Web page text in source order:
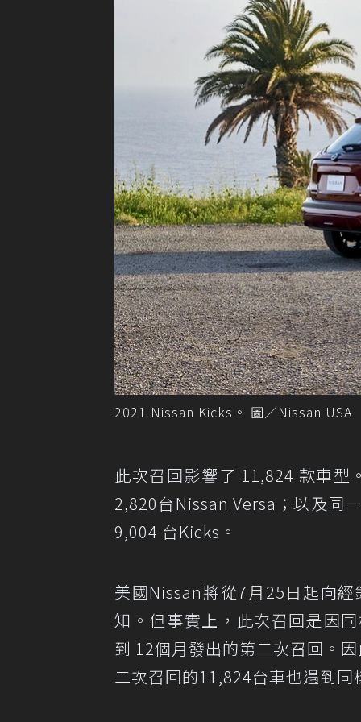
2021 Nissan Kicks。 圖／Nissan USA
此次召回影響了 11,824 款車
2,820台Nissan Versa；以及同
9,004 台Kicks。
美國Nissan將從7月25日起向
知。但事實上，此次召回是因
到 12個月發出的第二次召回。
二次召回的11,824台車也遇到同